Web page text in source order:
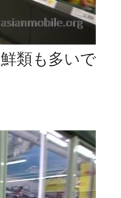
類も多いで